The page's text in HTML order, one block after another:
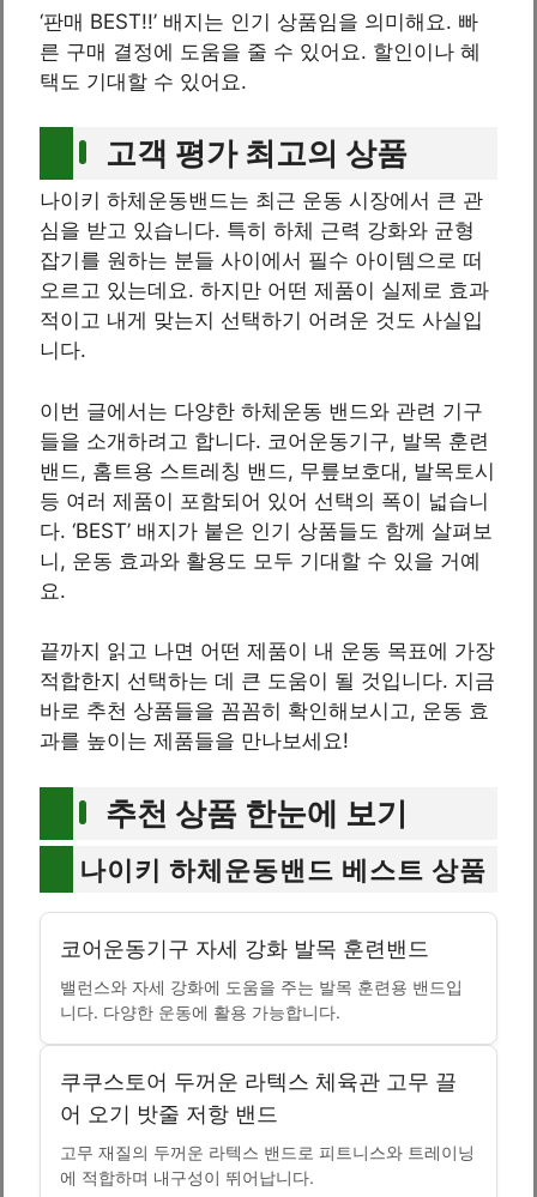
‘판매 BEST!!’ 배지는 인기 상품임을 의미해요. 빠
른 구매 결정에 도움을 줄 수 있어요. 할인이나 혜
택도 기대할 수 있어요.
고객 평가 최고의 상품
나이키 하체운동밴드는 최근 운동 시장에서 큰 관
심을 받고 있습니다. 특히 하체 근력 강화와 균형
잡기를 원하는 분들 사이에서 필수 아이템으로 떠
오르고 있는데요. 하지만 어떤 제품이 실제로 효과
적이고 내게 맞는지 선택하기 어려운 것도 사실입
니다.
이번 글에서는 다양한 하체운동 밴드와 관련 기구
들을 소개하려고 합니다. 코어운동기구, 발목 훈련
밴드, 홈트용 스트레칭 밴드, 무릎보호대, 발목토시
등 여러 제품이 포함되어 있어 선택의 폭이 넓습니
다. ‘BEST’ 배지가 붙은 인기 상품들도 함께 살펴보
니, 운동 효과와 활용도 모두 기대할 수 있을 거예
요.
끝까지 읽고 나면 어떤 제품이 내 운동 목표에 가장
적합한지 선택하는 데 큰 도움이 될 것입니다. 지금
바로 추천 상품들을 꼼꼼히 확인해보시고, 운동 효
과를 높이는 제품들을 만나보세요!
추천 상품 한눈에 보기
나이키 하체운동밴드 베스트 상품
코어운동기구 자세 강화 발목 훈련밴드
밸런스와 자세 강화에 도움을 주는 발목 훈련용 밴드입
니다. 다양한 운동에 활용 가능합니다.
쿠쿠스토어 두꺼운 라텍스 체육관 고무 끌
어 오기 밧줄 저항 밴드
고무 재질의 두꺼운 라텍스 밴드로 피트니스와 트레이닝
에 적합하며 내구성이 뛰어납니다.